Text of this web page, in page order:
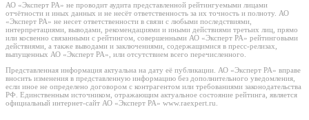
АО «Эксперт РА» не проводит аудита представленной рейтингуемыми лицами
отчётности и иных данных и не несёт ответственность за их точность и полноту. АО
«Эксперт РА» не несет ответственности в связи с любыми последствиями,
интерпретациями, выводами, рекомендациями и иными действиями третьих лиц, прямо
или косвенно связанными с рейтингом, совершенными АО «Эксперт РА» рейтинговыми
действиями, а также выводами и заключениями, содержащимися в пресс-релизах,
выпущенных АО «Эксперт РА», или отсутствием всего перечисленного.
Представленная информация актуальна на дату её публикации. АО «Эксперт РА» вправе
вносить изменения в представленную информацию без дополнительного уведомления,
если иное не определено договором с контрагентом или требованиями законодательства
РФ. Единственным источником, отражающим актуальное состояние рейтинга, является
официальный интернет-сайт АО «Эксперт РА» www.raexpert.ru.